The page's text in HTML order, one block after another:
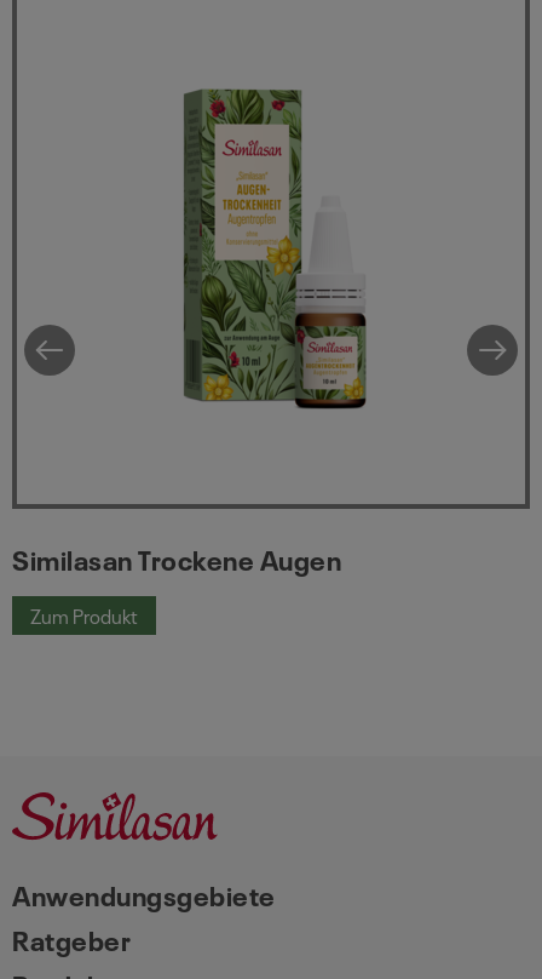
Similasan Trockene Augen
Similasan Trockene Augen
Similasan Trockene Augen
Zum Produkt
Anwendungsgebiete
Ratgeber